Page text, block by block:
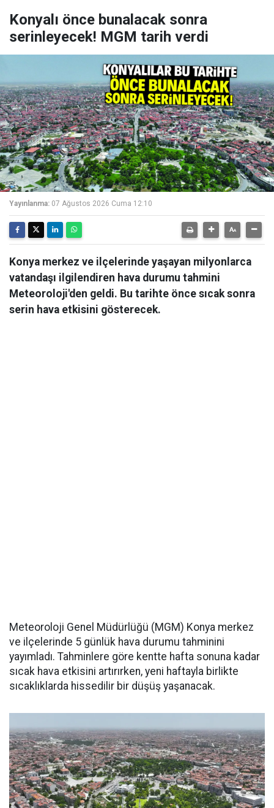
Konyalı önce bunalacak sonra
serinleyecek! MGM tarih verdi
Yayınlanma: 07 Ağustos 2026 Cuma 12:10
Konya merkez ve ilçelerinde yaşayan milyonlarca
vatandaşı ilgilendiren hava durumu tahmini
Meteoroloji'den geldi. Bu tarihte önce sıcak sonra
serin hava etkisini gösterecek.
Meteoroloji Genel Müdürlüğü (MGM) Konya merkez
ve ilçelerinde 5 günlük hava durumu tahminini
yayımladı. Tahminlere göre kentte hafta sonuna kadar
sıcak hava etkisini artırırken, yeni haftayla birlikte
sıcaklıklarda hissedilir bir düşüş yaşanacak.